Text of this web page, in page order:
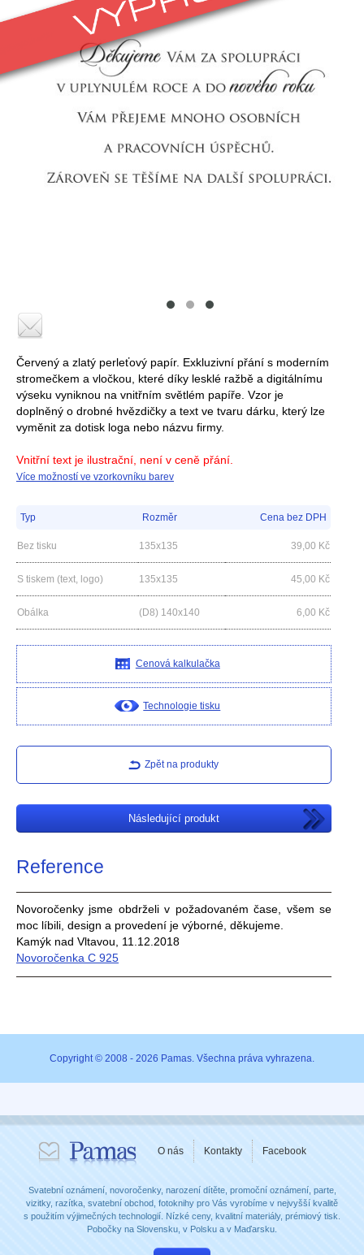
Červený a zlatý perleťový papír. Exkluzivní přání s moderním
stromečkem a vločkou, které díky lesklé ražbě a digitálnímu
výseku vyniknou na vnitřním světlém papíře. Vzor je
doplněný o drobné hvězdičky a text ve tvaru dárku, který lze
vyměnit za dotisk loga nebo názvu firmy.
Vnitřní text je ilustrační, není v ceně přání.
Více možností ve vzorkovníku barev
Typ Rozměr Cena bez DPH
Bez tisku 135x135 39,00 Kč
S tiskem (text, logo) 135x135 45,00 Kč
Obálka (D8) 140x140 6,00 Kč
Cenová kalkulačka
Technologie tisku
Zpět na produkty
Následující produkt
Reference
Novoročenky jsme obdrželi v požadovaném čase, všem se
moc líbili, design a provedení je výborné, děkujeme.
Kamýk nad Vltavou, 11.12.2018
Novoročenka C 925
Copyright © 2008 - 2026 Pamas. Všechna práva vyhrazena.
O nás Kontakty Facebook
Svatební oznámení, novoročenky, narození dítěte, promoční oznámení, parte,
vizitky, razítka, svatební obchod, fotoknihy pro Vás vyrobíme v nejvyšší kvalitě
s použitím výjimečných technologií. Nízké ceny, kvalitní materiály, prémiový tisk.
Pobočky na Slovensku, v Polsku a v Maďarsku.